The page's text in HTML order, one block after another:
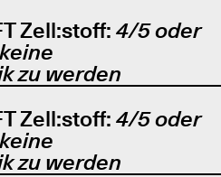
Zell:stoff: 4/5 oder
zu werden
Zell:stoff: 4/5 oder
zu werden